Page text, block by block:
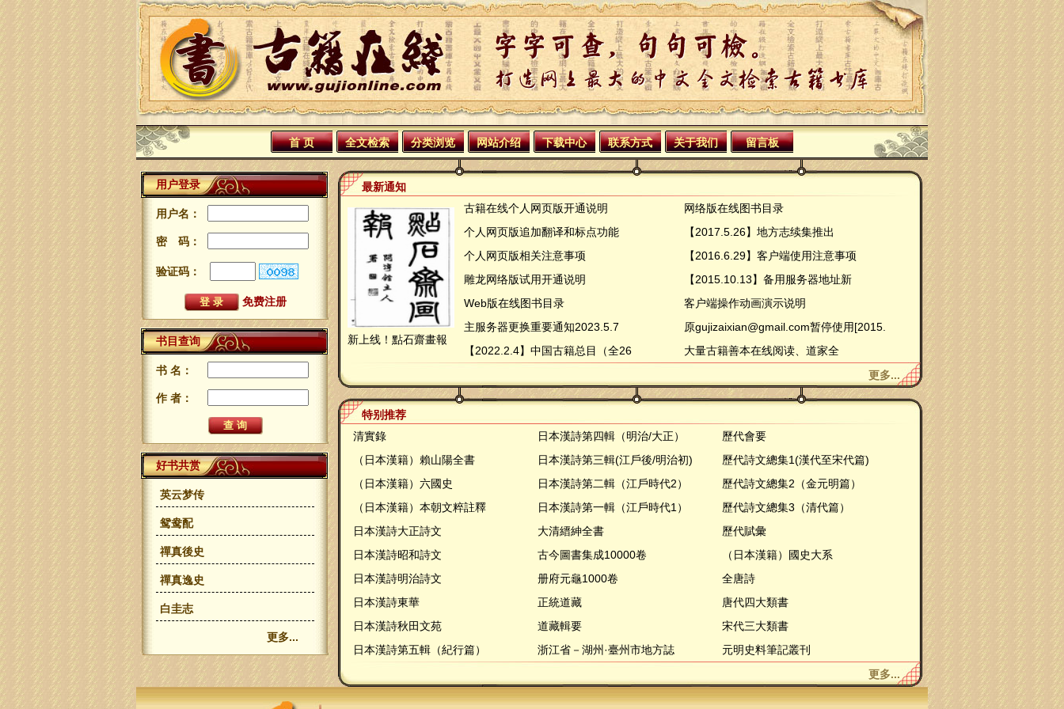
首 页 全文检索 分类浏览 网站介绍 下载中心 联系方式 关于我们 留言板
用户登录
用户名：
密 码：
验证码：
免费注册
书目查询
书 名：
作 者：
好书共赏
英云梦传
鸳鸯配
禪真後史
禪真逸史
白圭志
更多...
最新通知
新上线！點石齋畫報
古籍在线个人网页版开通说明
个人网页版追加翻译和标点功能
个人网页版相关注意事项
雕龙网络版试用开通说明
Web版在线图书目录
主服务器更换重要通知2023.5.7
【2022.2.4】中国古籍总目（全26
网络版在线图书目录
【2017.5.26】地方志续集推出
【2016.6.29】客户端使用注意事项
【2015.10.13】备用服务器地址新
客户端操作动画演示说明
原gujizaixian@gmail.com暂停使用[2015.
大量古籍善本在线阅读、道家全
更多...
特别推荐
清實錄
（日本漢籍）賴山陽全書
（日本漢籍）六國史
（日本漢籍）本朝文粹註釋
日本漢詩大正詩文
日本漢詩昭和詩文
日本漢詩明治詩文
日本漢詩東華
日本漢詩秋田文苑
日本漢詩第五輯（紀行篇）
日本漢詩第四輯（明治/大正）
日本漢詩第三輯(江戶後/明治初)
日本漢詩第二輯（江戶時代2）
日本漢詩第一輯（江戶時代1）
大清縉紳全書
古今圖書集成10000卷
册府元龜1000卷
正統道藏
道藏輯要
浙江省－湖州·臺州市地方誌
歷代會要
歷代詩文總集1(漢代至宋代篇)
歷代詩文總集2（金元明篇）
歷代詩文總集3（清代篇）
歷代賦彙
（日本漢籍）國史大系
全唐詩
唐代四大類書
宋代三大類書
元明史料筆記叢刊
更多...